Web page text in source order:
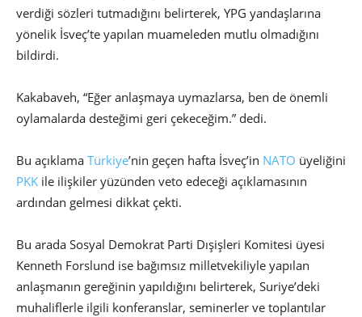
verdiği sözleri tutmadığını belirterek, YPG yandaşlarına
yönelik İsveç’te yapılan muameleden mutlu olmadığını
bildirdi.
Kakabaveh, “Eğer anlaşmaya uymazlarsa, ben de önemli
oylamalarda desteğimi geri çekeceğim.” dedi.
Bu açıklama Türkiye’nin geçen hafta İsveç’in NATO üyeliğini
PKK ile ilişkiler yüzünden veto edeceği açıklamasının
ardından gelmesi dikkat çekti.
Bu arada Sosyal Demokrat Parti Dışişleri Komitesi üyesi
Kenneth Forslund ise bağımsız milletvekiliyle yapılan
anlaşmanın gereğinin yapıldığını belirterek, Suriye’deki
muhaliflerle ilgili konferanslar, seminerler ve toplantılar